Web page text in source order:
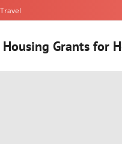
Travel
Grants for